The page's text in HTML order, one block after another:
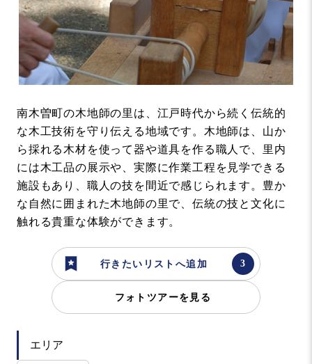
南木曽町の木地師の里は、江戸時代から続く伝統的
な木工技術を守り伝える地域です。木地師は、山か
ら採れる木材を使って器や道具を作る職人で、里内
には木工品の展示や、実際に作業工程を見学できる
施設もあり、職人の技を間近で感じられます。豊か
な自然に囲まれた木地師の里で、伝統の技と文化に
触れる貴重な体験ができます。
行きたいリストへ追加
フォトツアーを見る
エリア